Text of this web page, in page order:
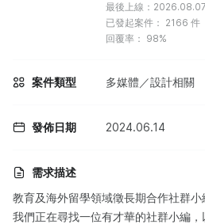
最後上線：
已發起案件： 2166 件
回覆率： 98%
案件類型 多媒體／設計相關
發佈日期 2024.06.14
需求描述
教育及海外留學領域徵長期合作社群小
我們正在尋找一位有才華的社群小編